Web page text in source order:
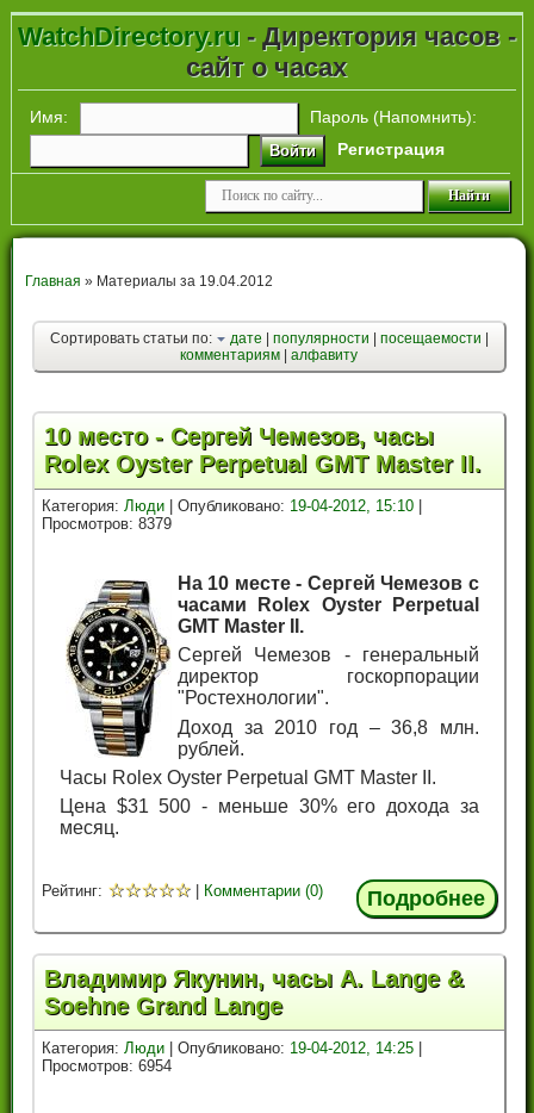
WatchDirectory.ru- Директория часов -
сайт о часах
Имя: Пароль (Напомнить):
Войти Регистрация
Главная » Материалы за 19.04.2012
Сортировать статьи по: дате| популярности посещаемости
комментариям |алфавиту
10 место - Сергей Чемезов, часы
Rolex Oyster Perpetual GMT Master II.
Категория:Люди | Опубликовано: 19-04-2012, 15:10
Просмотров: 8379
На 10 месте - Сергей Чемезов с
часами Rolex Oyster Perpetual
GMT Master II.
Сергей Чемезов - генеральный
директор госкорпорации
"Ростехнологии".
Доход за 2010 год – 36,8 млн.
рублей.
Часы Rolex Oyster Perpetual GMT Master II.
Цена $31 500 - меньше 30% его дохода за
месяц.
Рейтинг: ☆☆☆☆☆ Комментарии (0) Подробнее
Владимир Якунин, часы A. Lange &
Soehne Grand Lange
Категория: Люди | Опубликовано: 19-04-2012, 14:25 |
Просмотров: 6954